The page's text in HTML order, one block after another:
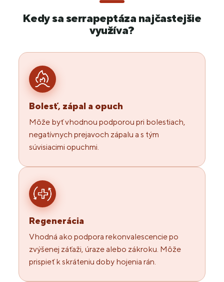
Kedy sa serrapeptáza najčastejšie
využíva?
Bolesť, zápal a opuch
Môže byť vhodnou podporou pri bolestiach,
negatívnych prejavoch zápalu a s tým
súvisiacimi opuchmi.
Regenerácia
Vhodná ako podpora rekonvalescencie po
zvýšenej záťaži, úraze alebo zákroku. Môže
prispieť k skráteniu doby hojenia rán.